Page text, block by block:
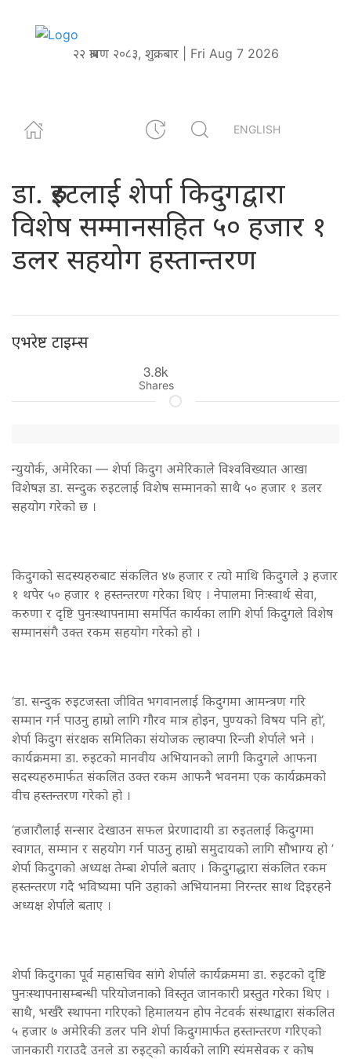
२२ श्रावण २०८३, शुक्रबार | Fri Aug 7 2026
ENGLISH
डा. रुइटलाई शेर्पा किदुगद्वारा
विशेष सम्मानसहित ५० हजार १
डलर सहयोग हस्तान्तरण
एभरेष्ट टाइम्स
3.8k
Shares
न्युयोर्क, अमेरिका — शेर्पा किदुग अमेरिकाले विश्वविख्यात आखा
विशेषज्ञ डा. सन्दुक रुइटलाई विशेष सम्मानको साथै ५० हजार १ डलर
सहयोग गरेको छ ।
किदुगको सदस्यहरुबाट संकलित ४७ हजार र त्यो माथि किदुगले ३ हजार
१ थपेर ५० हजार १ हस्तन्तरण गरेका थिए । नेपालमा निःस्वार्थ सेवा,
करुणा र दृष्टि पुनःस्थापनामा समर्पित कार्यका लागि शेर्पा किदुगले विशेष
सम्मानसंगै उक्त रकम सहयोग गरेको हो ।
‘डा. सन्दुक रुइटजस्ता जीवित भगवानलाई किदुगमा आमन्त्रण गरि
सम्मान गर्न पाउनु हाम्रो लागि गौरव मात्र होइन, पुण्यको विषय पनि हो’,
शेर्पा किदुग संरक्षक समितिका संयोजक ल्हाक्पा रिन्जी शेर्पाले भने ।
कार्यक्रममा डा. रुइटको मानवीय अभियानको लागी किदुगले आफना
सदस्यहरुमार्फत संकलित उक्त रकम आफनै भवनमा एक कार्यक्रमको
वीच हस्तन्तरण गरेको हो ।
‘हजारौलाई सन्सार देखाउन सफल प्रेरणादायी डा रुइतलाई किदुगमा
स्वागत, सम्मान र सहयोग गर्न पाउनु हाम्रो समुदायको लागि सौभाग्य हो ’
शेर्पा किदुगको अध्यक्ष तेम्बा शेर्पाले बताए । किदुगद्धारा संकलित रकम
हस्तन्तरण गदै भविष्यमा पनि उहाको अभियानमा निरन्तर साथ दिइरहने
अध्यक्ष शेर्पाले बताए ।
शेर्पा किदुगका पूर्व महासचिव सांगे शेर्पाले कार्यक्रममा डा. रुइटको दृष्टि
पुनःस्थापनासम्बन्धी परियोजनाको विस्तृत जानकारी प्रस्तुत गरेका थिए ।
साथै, भर्खरै स्थापना गरिएको हिमालयन होप नेटवर्क संस्थाद्वारा संकलित
५ हजार ७ अमेरिकी डलर पनि शेर्पा किदुगमार्फत हस्तान्तरण गरिएको
जानकारी गराउदै उनले डा रुइट्को कार्यको लागि स्यंमसेवक र कोष